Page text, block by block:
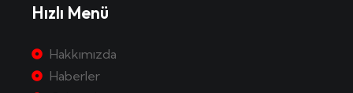
Hızlı Menü
Hakkımızda
Haberler